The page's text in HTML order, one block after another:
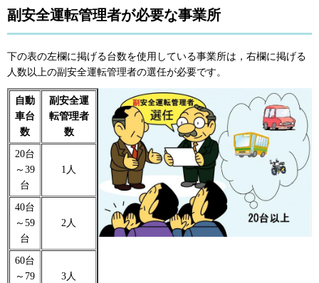
副安全運転管理者が必要な事業所
下の表の左欄に掲げる台数を使用している事業所は，右欄に掲げる
人数以上の副安全運転管理者の選任が必要です。
自動
車台
数
副安全運
転管理者
数
20台
～39
台
1人
40台
～59
台
2人
60台
～79
3人